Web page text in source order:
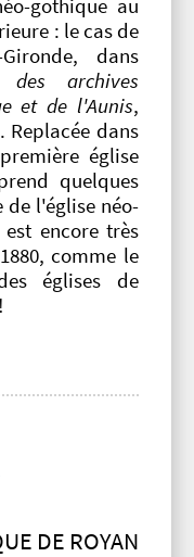
gothique au
: le cas de
dans
archives
et de l'Aunis,
Replacée dans
église
quelques
de l'église néo-
encore très
comme le
églises de
DE ROYAN